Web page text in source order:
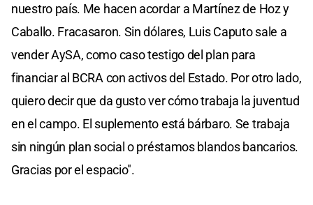
nuestro país. Me hacen acordar a Martínez de Hoz y
Caballo. Fracasaron. Sin dólares, Luis Caputo sale a
vender AySA, como caso testigo del plan para
financiar al BCRA con activos del Estado. Por otro lado,
quiero decir que da gusto ver cómo trabaja la juventud
en el campo. El suplemento está bárbaro. Se trabaja
sin ningún plan social o préstamos blandos bancarios.
Gracias por el espacio".